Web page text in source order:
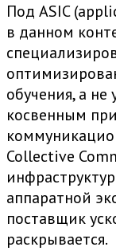
Под ASIC
в данном
обучения, а не
косвенным
Collective
аппаратной
поставщик
раскрывается.